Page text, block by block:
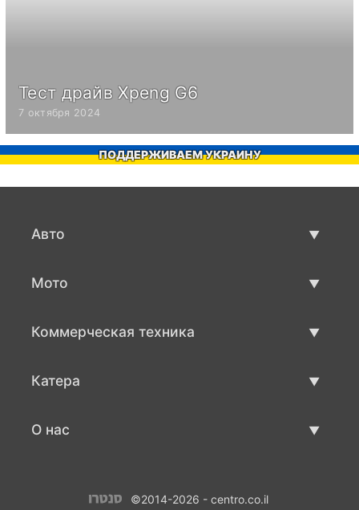
Тест драйв Xpeng G6
7 октября 2024
ПОДДЕРЖИВАЕМ УКРАИНУ
Авто
Мото
Коммерческая техника
Катера
О нас
©2014-2026 - centro.co.il